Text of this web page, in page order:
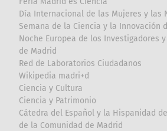
Día Internacional de las Mujeres y las
Semana de la Ciencia y la Innovación
Noche Europea de los Investigadores
de Madrid
Red de Laboratorios Ciudadanos
Wikipedia madri+d
Ciencia y Cultura
Ciencia y Patrimonio
Cátedra del Español y la Hispanidad
de la Comunidad de Madrid